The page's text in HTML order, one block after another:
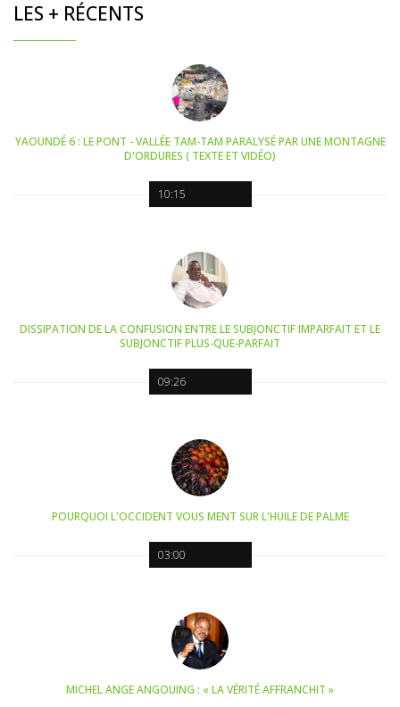
LES + RÉCENTS
10:15
YAOUNDÉ 6 : LE PONT - VALLÉE TAM-TAM PARALYSÉ PAR UNE MONTAGNE
D'ORDURES ( TEXTE ET VIDÉO)
09:26
DISSIPATION DE LA CONFUSION ENTRE LE SUBJONCTIF IMPARFAIT ET LE
SUBJONCTIF PLUS-QUE-PARFAIT
03:00
POURQUOI L'OCCIDENT VOUS MENT SUR L'HUILE DE PALME
MICHEL ANGE ANGOUING : « LA VÉRITÉ AFFRANCHIT »